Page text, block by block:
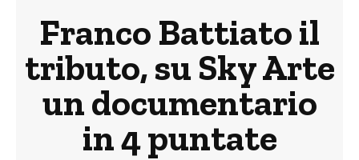
Franco Battiato il
tributo, su Sky Arte
un documentario
in 4 puntate